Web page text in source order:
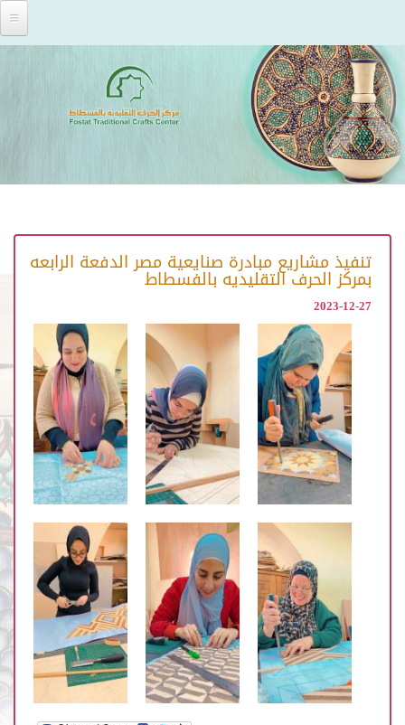
Skip to main content
تنفيذ مشاريع مبادرة صنايعية مصر الدفعة الرابعه
بمركز الحرف التقليديه بالفسطاط
2023-12-27